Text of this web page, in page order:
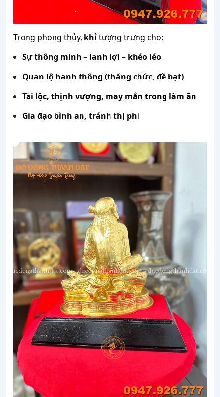
Trong phong thủy, khỉtượng trưng cho:
Sự thông minh – lanh lợi – khéo léo
Quan lộ hanh thông (thăng chức, đề bạt)
Tài lộc, thịnh vượng, may mắn trong làm ăn
Gia đạo bình an, tránh thị phi